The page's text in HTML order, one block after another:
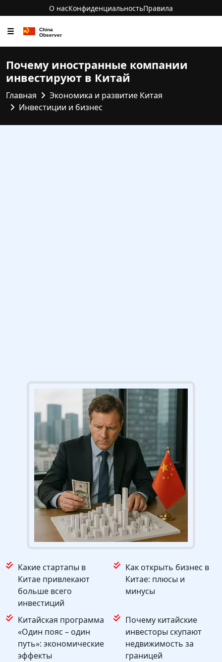
О насКонфиденциальностьПравила
☰
Почему иностранные компании
инвестируют в Китай
Главная
Экономика и развитие Китая
Инвестиции и бизнес
Какие стартапы в
Китае привлекают
больше всего
инвестиций
Как открыть бизнес в
Китае: плюсы и
минусы
Китайская программа
«Один пояс – один
путь»: экономические
эффекты
Почему китайские
инвесторы скупают
недвижимость за
границей